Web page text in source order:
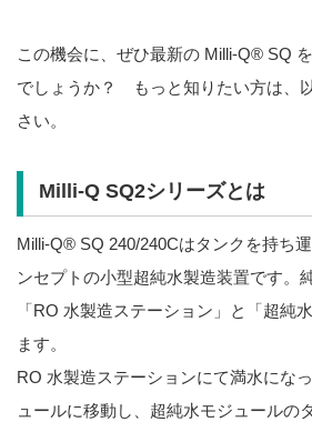
この機会に、ぜひ最新の Milli-Q® SQ
でしょうか？ もっと知りたい方は、
さい。
Milli-Q SQ2シリーズとは
Milli-Q® SQ 240/240Cはタンクを持ち
ンセプトの小型超純水製造装置です。
「RO 水製造ステーション」と「超純
ます。
RO 水製造ステーションにて満水にな
ュールに移動し、超純水モジュールの